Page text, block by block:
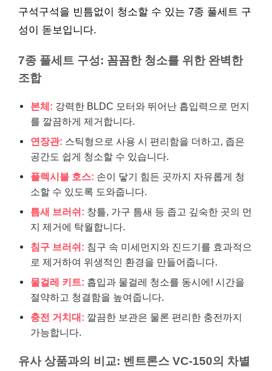
구석구석을 빈틈없이 청소할 수 있는 7종 풀세트 구
성이 돋보입니다.
7종 풀세트 구성: 꼼꼼한 청소를 위한 완벽한
조합
본체: 강력한 BLDC 모터와 뛰어난 흡입력으로 먼지
를 깔끔하게 제거합니다.
연장관: 스틱형으로 사용 시 편리함을 더하고, 좁은
공간도 쉽게 청소할 수 있습니다.
플렉시블 호스: 손이 닿기 힘든 곳까지 자유롭게 청
소할 수 있도록 도와줍니다.
틈새 브러쉬: 창틀, 가구 틈새 등 좁고 깊숙한 곳의 먼
지 제거에 탁월합니다.
침구 브러쉬: 침구 속 미세먼지와 진드기를 효과적으
로 제거하여 위생적인 환경을 만들어줍니다.
물걸레 키트: 흡입과 물걸레 청소를 동시에! 시간을
절약하고 청결함을 높여줍니다.
충전 거치대: 깔끔한 보관은 물론 편리한 충전까지
가능합니다.
유사 상품과의 비교: 벤트론스 VC-150의 차별